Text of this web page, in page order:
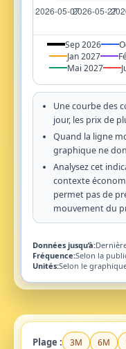
Sep 2026
Jan 2027
Mai 2027
Une courbe des
jour, les prix de
Quand la ligne
graphique ne
Analysez cet
contexte
permet pas de
mouvement du
Données jusqu’à:
Fréquence:Selon la
Unités:Selon le
Plage : 3M 6M